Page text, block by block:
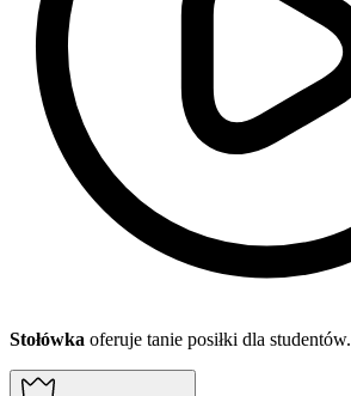
Stołówka oferuje tanie posiłki dla studentów.